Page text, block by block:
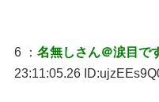
6 ： 名無しさん＠涙目で
23:11:05.26